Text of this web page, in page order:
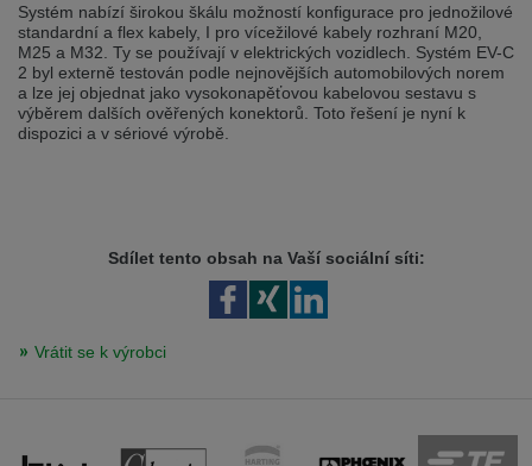
Wir haben erkannt, dass ihr Browser eine andere Sprache als die derzeit
angezeigte bevorzugt. Diese Webseite ist auch auf Deutsch verfügbar.
Möchten Sie zur Deutschen Version wechseln?
Zur deutschen Version wechseln Auf dieser Version bleiben
Váš prohlížeč se zdá být v jiném jazyce, než je právě používaný jazyk. Tato
We have detected, that your browser prefers another language than the
selected one. This website is also available in English. Would you like to
Systém nabízí širokou škálu možností konfigurace pro jednožilové
standardní a flex kabely, I pro vícežilové kabely rozhraní M20,
M25 a M32. Ty se používají v elektrických vozidlech. Systém EV-C
2 byl externě testován podle nejnovějších automobilových norem
a lze jej objednat jako vysokonapěťovou kabelovou sestavu s
výběrem dalších ověřených konektorů. Toto řešení je nyní k
dispozici a v sériové výrobě.
Sdílet tento obsah na Vaší sociální síti:
Vrátit se k výrobci